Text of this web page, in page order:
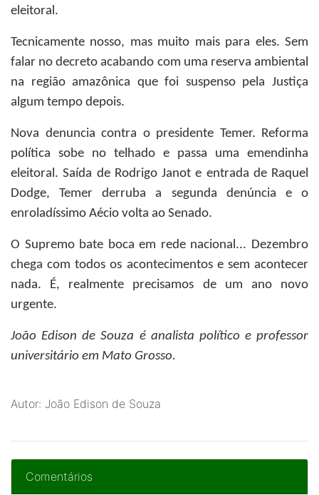
eleitoral.
Tecnicamente nosso, mas muito mais para eles. Sem
falar no decreto acabando com uma reserva ambiental
na região amazônica que foi suspenso pela Justiça
algum tempo depois.
Nova denuncia contra o presidente Temer. Reforma
política sobe no telhado e passa uma emendinha
eleitoral. Saída de Rodrigo Janot e entrada de Raquel
Dodge, Temer derruba a segunda denúncia e o
enroladíssimo Aécio volta ao Senado.
O Supremo bate boca em rede nacional... Dezembro
chega com todos os acontecimentos e sem acontecer
nada. É, realmente precisamos de um ano novo
urgente.
João Edison de Souza é analista político e professor
universitário em Mato Grosso.
Autor: João Edison de Souza
Comentários